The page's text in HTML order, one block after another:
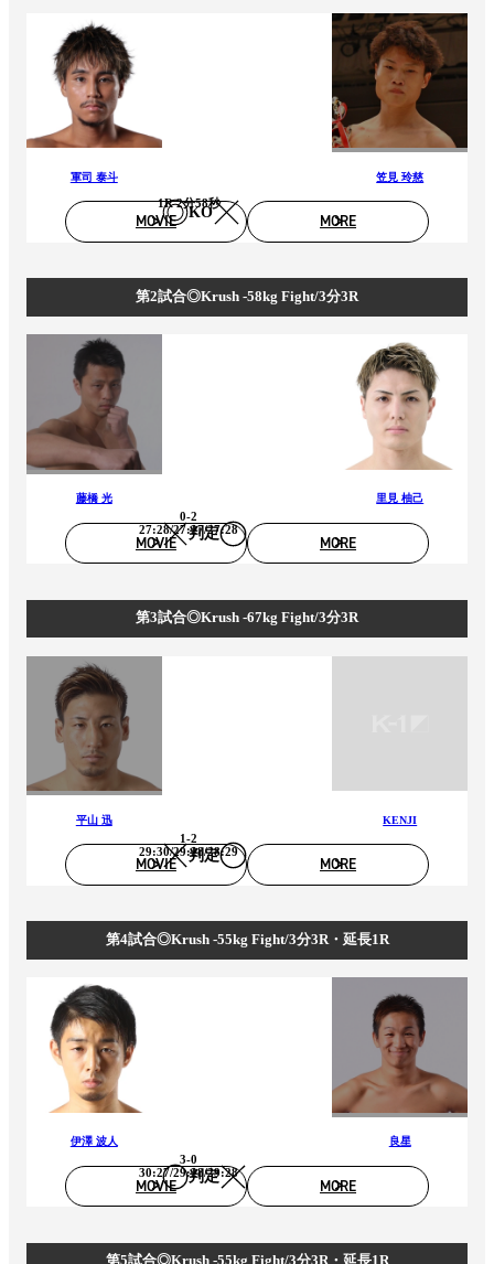
軍司 泰斗
KO
1R 2分58秒
笠見 玲慈
MOVIE MORE
第2試合◎Krush -58kg Fight/3分3R
藤橋 光
判定
0-2
27:28/27:27/27:28
里見 柚己
MOVIE MORE
第3試合◎Krush -67kg Fight/3分3R
平山 迅
判定
1-2
29:30/29:28/28:29
KENJI
MOVIE MORE
第4試合◎Krush -55kg Fight/3分3R・延長1R
伊澤 波人
判定
3-0
30:27/29:28/29:28
良星
MOVIE MORE